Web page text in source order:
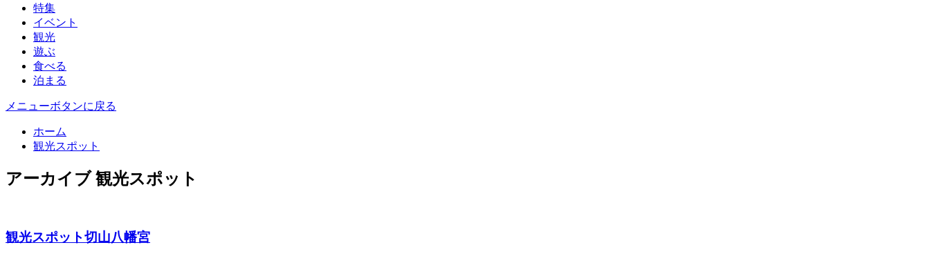
特集
イベント
観光
遊ぶ
食べる
泊まる
メニューボタンに戻る
ホーム
観光スポット
アーカイブ 観光スポット
観光スポット切山八幡宮